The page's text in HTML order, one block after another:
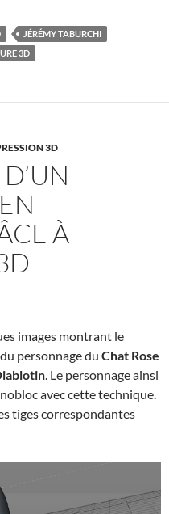
JÉRÉMY TABURCHI
3D
3D
À
images montrant le
personnage du Chat Rose
. Le personnage ainsi
avec cette technique.
tiges correspondantes